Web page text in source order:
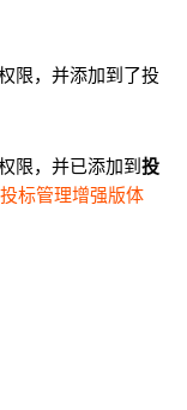
限，并添加到了投
限，并已添加到投
投标管理增强版体